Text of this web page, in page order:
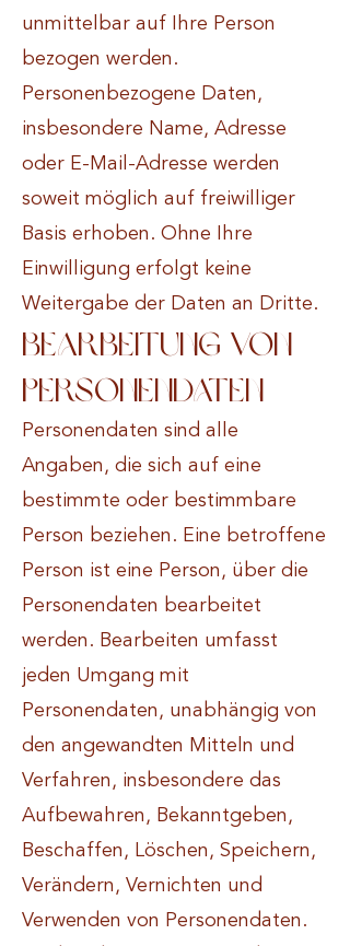
unmittelbar auf Ihre Person
bezogen werden.
Personenbezogene Daten,
insbesondere Name, Adresse
oder E-Mail-Adresse werden
soweit möglich auf freiwilliger
Basis erhoben. Ohne Ihre
Einwilligung erfolgt keine
Weitergabe der Daten an Dritte.
Bearbeitung von
Personendaten
Personendaten sind alle
Angaben, die sich auf eine
bestimmte oder bestimmbare
Person beziehen. Eine betroffene
Person ist eine Person, über die
Personendaten bearbeitet
werden. Bearbeiten umfasst
jeden Umgang mit
Personendaten, unabhängig von
den angewandten Mitteln und
Verfahren, insbesondere das
Aufbewahren, Bekanntgeben,
Beschaffen, Löschen, Speichern,
Verändern, Vernichten und
Verwenden von Personendaten.